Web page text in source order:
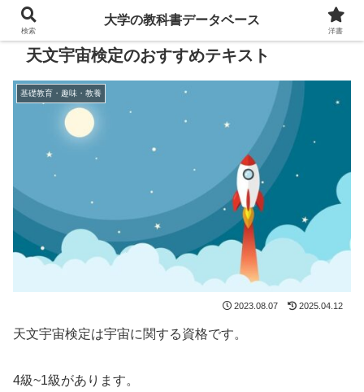
天文宇宙検定のおすすめテキスト
基礎教育・趣味・教養
2023.08.07 2025.04.12
天文宇宙検定は宇宙に関する資格です。
4級~1級があります。
検索
大学の教科書データベース
洋書